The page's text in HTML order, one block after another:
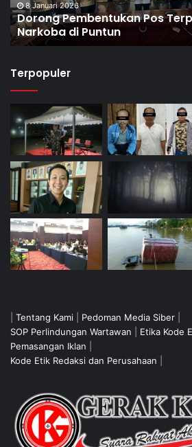
8 Januari 2026
Dorong Pembentukan Pos
Narkoba di Puntun
Terpopuler
Tentang Kami Pedoman Media Siber
SOP Perlindungan Wartawan
Etika Kode
Pemasangan Iklan
Kode Etik Redaksi dan Perusahaan